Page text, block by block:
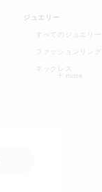
ジュエリー
すべてのジュエリー
ファッションリング
ネックレス